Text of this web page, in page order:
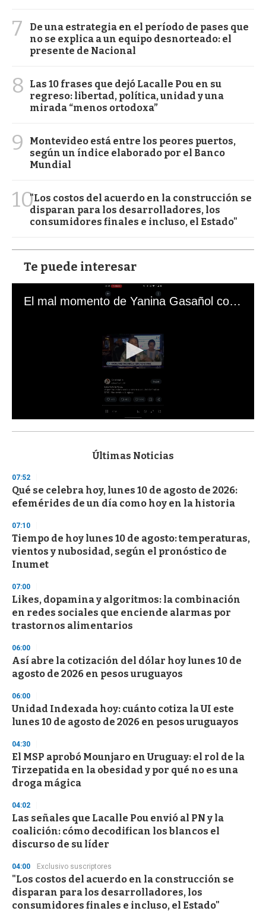
7
De una estrategia en el período de pases que
no se explica a un equipo desnorteado: el
presente de Nacional
8
Las 10 frases que dejó Lacalle Pou en su
regreso: libertad, política, unidad y una
mirada “menos ortodoxa”
9
Montevideo está entre los peores puertos,
según un índice elaborado por el Banco
Mundial
10"Los costos del acuerdo en la construcción se
disparan para los desarrolladores, los
consumidores finales e incluso, el Estado"
Te puede interesar
El mal momento de Yanina Gasañol con un hincha argentino en "Subrayado"
s
d
s
o
f
3
s
c
o
d
s
Últimas Noticias
07:52
Qué se celebra hoy, lunes 10 de agosto de 2026:
efemérides de un día como hoy en la historia
07:10
Tiempo de hoy lunes 10 de agosto: temperaturas,
vientos y nubosidad, según el pronóstico de
Inumet
07:00
Likes, dopamina y algoritmos: la combinación
en redes sociales que enciende alarmas por
trastornos alimentarios
06:00
Así abre la cotización del dólar hoy lunes 10 de
agosto de 2026 en pesos uruguayos
06:00
Unidad Indexada hoy: cuánto cotiza la UI este
lunes 10 de agosto de 2026 en pesos uruguayos
04:30
El MSP aprobó Mounjaro en Uruguay: el rol de la
Tirzepatida en la obesidad y por qué no es una
droga mágica
04:02
Las señales que Lacalle Pou envió al PN y la
coalición: cómo decodifican los blancos el
discurso de su líder
04:00 Exclusivo suscriptores
"Los costos del acuerdo en la construcción se
disparan para los desarrolladores, los
consumidores finales e incluso, el Estado"